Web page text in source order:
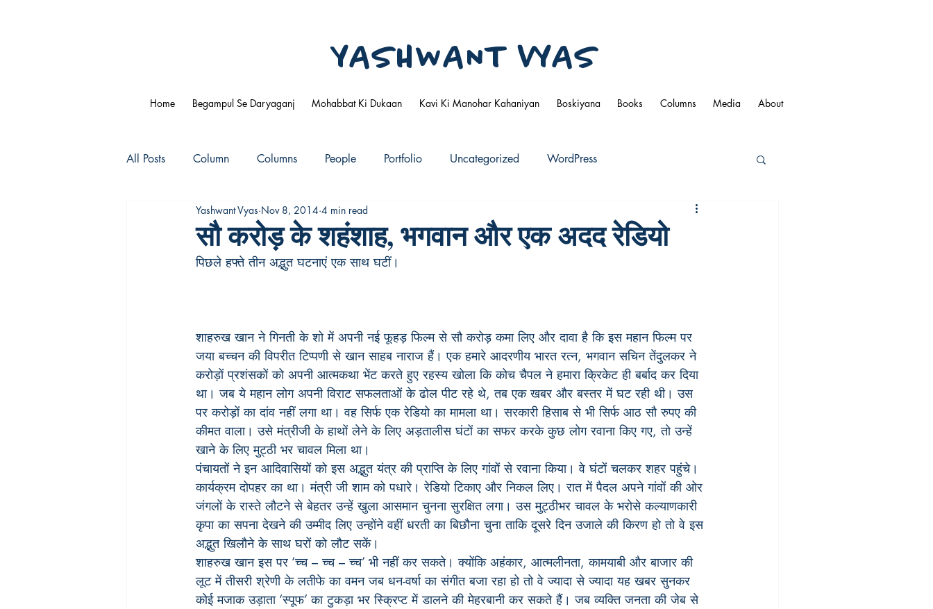
YASHWANT VYAS
Home Begampul Se Daryaganj Mohabbat Ki Dukaan Kavi Ki Manohar Kahaniyan Boskiyana Books Columns Media About
All Posts Column Columns People Portfolio Uncategorized WordPress
सौ करोड़ के शहंशाह, भगवान और एक अदद रेडियो
Yashwant Vyas Nov 8, 2014 4 min read
पिछले हफ्ते तीन अद्भुत घटनाएं एक साथ घटीं।
शाहरुख खान ने गिनती के शो में अपनी नई फूहड़ फिल्म से सौ करोड़ कमा लिए और दावा है कि इस महान फिल्म पर
जया बच्चन की विपरीत टिप्पणी से खान साहब नाराज हैं। एक हमारे आदरणीय भारत रत्न, भगवान सचिन तेंदुलकर ने
करोड़ों प्रशंसकों को अपनी आत्मकथा भेंट करते हुए रहस्य खोला कि कोच चैपल ने हमारा क्रिकेट ही बर्बाद कर दिया
था। जब ये महान लोग अपनी विराट सफलताओं के ढोल पीट रहे थे, तब एक खबर और बस्तर में घट रही थी। उस
पर करोड़ों का दांव नहीं लगा था। वह सिर्फ एक रेडियो का मामला था। सरकारी हिसाब से भी सिर्फ आठ सौ रुपए की
कीमत वाला। उसे मंत्रीजी के हाथों लेने के लिए अड़तालीस घंटों का सफर करके कुछ लोग रवाना किए गए, तो उन्हें
खाने के लिए मुट्ठी भर चावल मिला था।
पंचायतों ने इन आदिवासियों को इस अद्भुत यंत्र की प्राप्ति के लिए गांवों से रवाना किया। वे घंटों चलकर शहर पहुंचे।
कार्यक्रम दोपहर का था। मंत्री जी शाम को पधारे। रेडियो टिकाए और निकल लिए। रात में पैदल अपने गांवों की ओर
जंगलों के रास्ते लौटने से बेहतर उन्हें खुला आसमान चुनना सुरक्षित लगा। उस मुट्ठीभर चावल के भरोसे कल्याणकारी
कृपा का सपना देखने की उम्मीद लिए उन्होंने वहीं धरती का बिछौना चुना ताकि दूसरे दिन उजाले की किरण हो तो वे इस
अद्भुत खिलौने के साथ घरों को लौट सकें।
शाहरुख खान इस पर ‘च्च – च्च – च्च’ भी नहीं कर सकते। क्योंकि अहंकार, आत्मलीनता, कामयाबी और बाजार की
लूट में तीसरी श्रेणी के लतीफे का वमन जब धन-वर्षा का संगीत बजा रहा हो तो वे ज्यादा से ज्यादा यह खबर सुनकर
कोई मजाक उड़ाता ‘स्पूफ’ का टुकड़ा भर स्क्रिप्ट में डालने की मेहरबानी कर सकते हैं। जब व्यक्ति जनता की जेब से